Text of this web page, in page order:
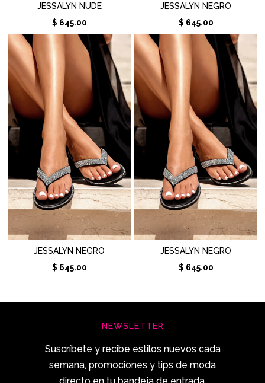
JESSALYN NUDE
$ 645.00
JESSALYN NEGRO
$ 645.00
JESSALYN NEGRO
$ 645.00
JESSALYN NEGRO
$ 645.00
NEWSLETTER
Suscríbete y recibe estilos nuevos cada
semana, promociones y tips de moda